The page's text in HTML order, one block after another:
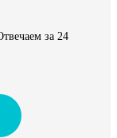
за 24